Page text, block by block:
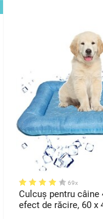
69x
Culcuș pentru
efect de răcire, 60 x